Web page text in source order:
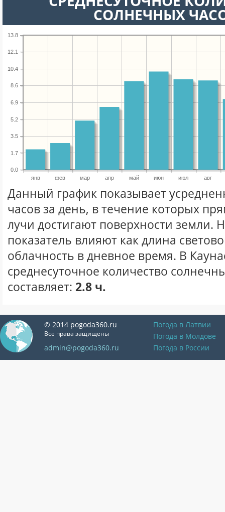
СОЛНЕЧНЫХ
янв фев мар апр май июн июл авг
0.0
1.7
3.5
5.2
6.9
8.6
10.4
12.1
13.8
Данный график показывает
часов за день, в течение которых
лучи достигают поверхности земли.
показатель влияют как длина
облачность в дневное время. В
среднесуточное количество
составляет: 2.8 ч.
© 2014 pogoda360.ru
Все права защищены
admin@pogoda360.ru
Погода в Латвии
Погода в Молдове
Погода в России